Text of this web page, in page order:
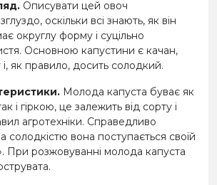
Описувати цей овоч
оскільки всі знають, як він
округлу форму і суцільно
Основною капустини є качан,
як правило, досить солодкий.
Молода капуста буває як
і гіркою, це залежить від сорту і
агротехніки. Справедливо
солодкістю вона поступається своїй
При розжовуванні молода капуста